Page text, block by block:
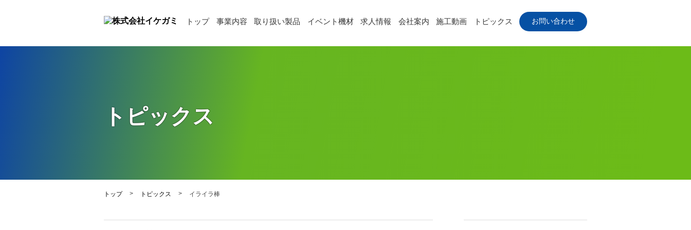
トップ 事業内容 取り扱い製品 イベント機材 求人情報 会社案内 施工動画 トピックス お問い合わせ
トピックス
トップ > トピックス > イライラ棒